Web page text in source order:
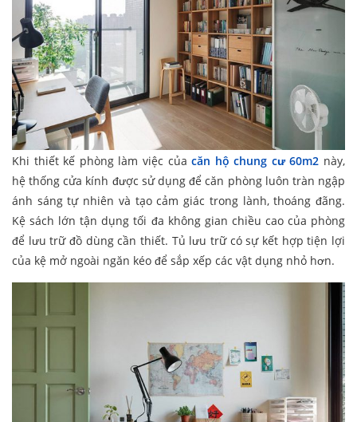
Khi thiết kế phòng làm việc của căn hộ chung cư 60m2 này,
hệ thống cửa kính được sử dụng để căn phòng luôn tràn ngập
ánh sáng tự nhiên và tạo cảm giác trong lành, thoáng đãng.
Kệ sách lớn tận dụng tối đa không gian chiều cao của phòng
để lưu trữ đồ dùng cần thiết. Tủ lưu trữ có sự kết hợp tiện lợi
của kệ mở ngoài ngăn kéo để sắp xếp các vật dụng nhỏ hơn.